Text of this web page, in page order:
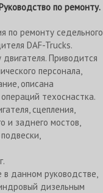
по ремонту.
по ремонту седельного
DAF-Trucks.
Приводится
персонала,
описана
техоснастка.
сцепления,
и заднего мостов,
в данном руководстве,
дизельным